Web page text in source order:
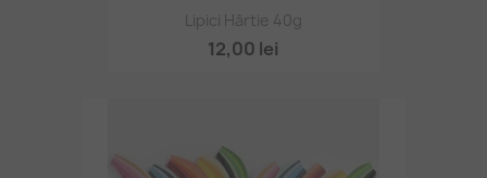
Lipici Hârtie 40g
12,00 lei